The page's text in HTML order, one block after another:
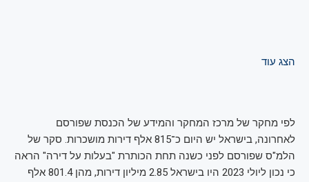
הצג עוד
לפי מחקר של מרכז המחקר והמידע של הכנסת שפורסם
לאחרונה, בישראל יש היום כ־815 אלף דירות מושכרות. סקר של
הלמ"ס שפורסם לפני כשנה תחת הכותרת "בעלות על דירה" הראה
כי נכון ליולי 2023 היו בישראל 2.85 מיליון דירות, מהן 801.4 אלף